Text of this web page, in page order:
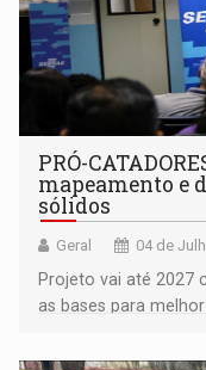
PRÓ-
mapeamento e
sólidos
Geral 04 de
Projeto vai até 2027
as bases para